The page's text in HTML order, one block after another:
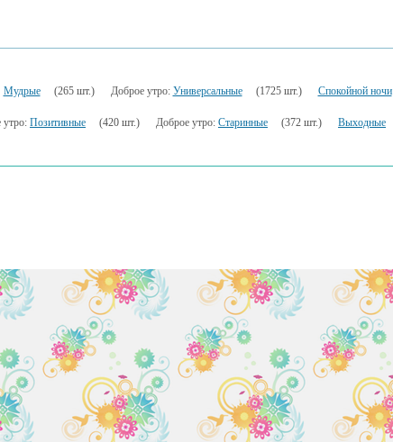
Мудрые (265 шт.) Доброе утро: Универсальные (1725 шт.) Спокойной ночи
утро: Позитивные (420 шт.) Доброе утро: Старинные (372 шт.) Выходные